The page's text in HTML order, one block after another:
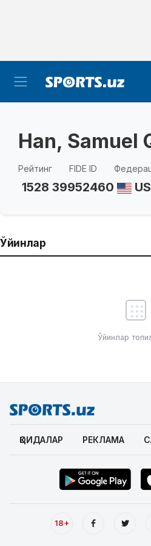
Han, Samuel
Рейтинг
1528
FIDE ID
39952460
Ўйинлар
Ўйинлар
ҚОИДАЛАР РЕКЛАМА
18+